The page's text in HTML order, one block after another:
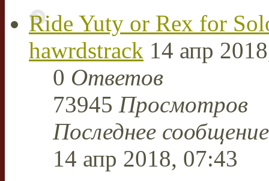
Ride Yuty or Rex for
hawrdstrack 14 апр
0 Ответов
73945 Просмотров
Последнее
14 апр 2018, 07:43